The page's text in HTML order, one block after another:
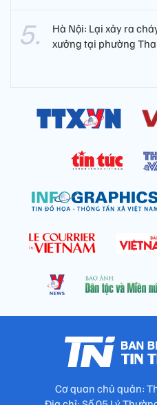
Hà Nội: Lại xảy ra
xưởng tại phường
Cơ quan chủ quản: